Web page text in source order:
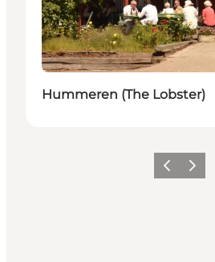
Hummeren (The Lobster)
PrécédentSuivant